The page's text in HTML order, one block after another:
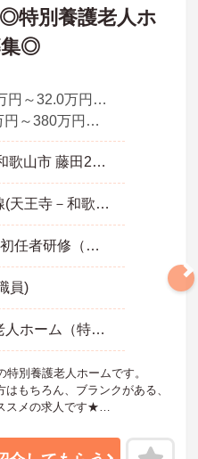
特別養護老人ホ
集◎
月収 18.8万円～32.0万円程度 諸手当込み
年収 326万円～380万円程度
和歌山県 和歌山市 藤田25-1
ＪＲ阪和線(天王寺－和歌山)「紀伊駅」徒歩23分
■介護職員初任者研修（ヘルパー2級）以上 ※未経験・ブランクOK
員)
特別養護老人ホーム（特養）
別養護老人ホームです。
もちろん、ブランクがある、
スメの求人です★